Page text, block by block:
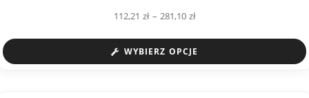
112,21zł – 281,10zł
WYBIERZ OPCJE